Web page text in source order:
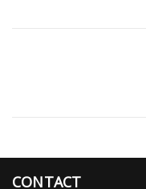
CONTACT